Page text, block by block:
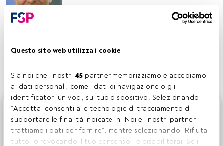
Questo sito web utilizza i cookie
Sia noi che i nostri 45 partner memorizziamo e accediamo
ai dati personali, come i dati di navigazione o gli
identificatori univoci, sul tuo dispositivo. Selezionando
“Accetta” consenti alle tecnologie di tracciamento di
supportare le finalità indicate in “Noi e i nostri partner
trattiamo i dati per fornire”, mentre selezionando “Rifiuta
tutto” o revocando il tuo consenso, le disabiliterai. Se i
Condividi:
Questo è un articolo riservato agli utenti FundsPeople. Se
sei già registrato, accedi tramite il pulsante Login. Se non
hai ancora un account, ti invitiamo a registrarti per scoprire
tutti i contenuti che FundsPeople ha da offrire.